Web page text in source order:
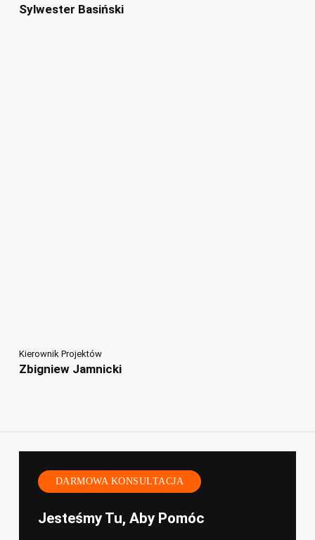
Sylwester Basiński
Kierownik Projektów
Zbigniew Jamnicki
DARMOWA KONSULTACJA
Jesteśmy Tu, Aby Pomóc